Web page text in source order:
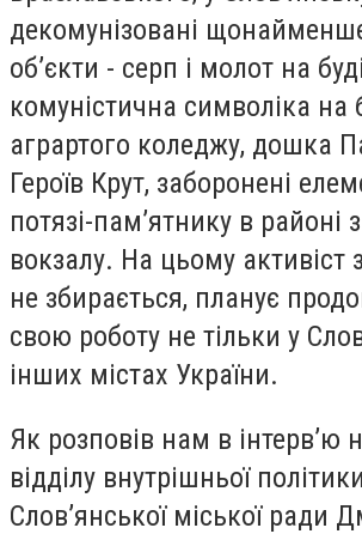
декомунізовані
об’єкти - серп і молот на
комуністична символіка на
аграртого коледжу, дошка
Героїв Крут, заборонені
потязі-пам’ятнику в районі
вокзалу. На цьому активіст
не збирається, планує
свою роботу не тільки у
інших містах України.
Як розповів нам в інтерв’ю
відділу внутрішньої політики
Слов’янської міської ради